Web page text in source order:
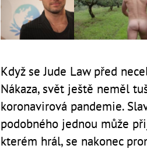
Když se Jude Law před
Nákaza, svět ještě neměl
koronavirová pandemie.
podobného jednou může
kterém hrál, se nakonec